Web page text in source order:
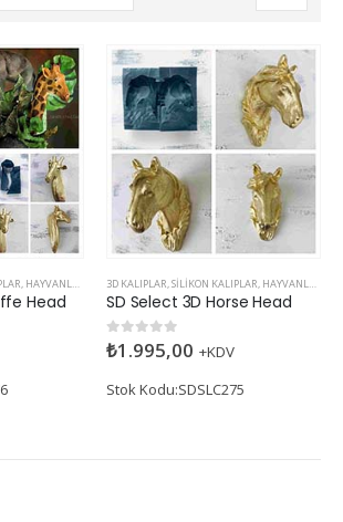
, HAYVANLAR SD SELECT
Head
3D KALIPLAR,SILIKON KALIPLAR, HAYVANLAR
SD Select 3D Horse Head
05 üzerinden
₺1.995,00 +KDV
Stok Kodu:SDSLC275